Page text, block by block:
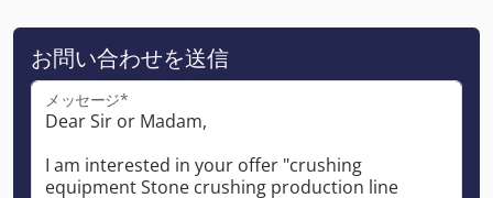
お問い合わせを送信
メッセージ*